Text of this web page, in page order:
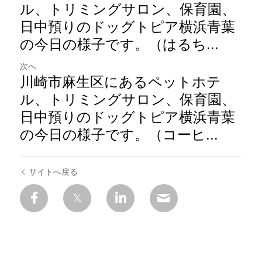
ル、トリミングサロン、保育園、
日中預りのドッグトピア横浜青葉
の今日の様子です。（はるち...
次へ
川崎市麻生区にあるペットホテ
ル、トリミングサロン、保育園、
日中預りのドッグトピア横浜青葉
の今日の様子です。（コーヒ...
サイトへ戻る